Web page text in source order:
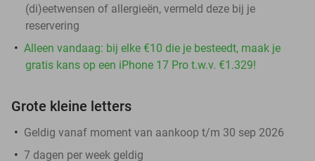
(di)eetwensen of allergieën, vermeld deze bij je
reservering
Alleen vandaag: bij elke €10 die je besteedt, maak je
gratis kans op een iPhone 17 Pro t.w.v. €1.329!
Grote kleine letters
Geldig vanaf moment van aankoop t/m 30 sep 2026
7 dagen per week geldig